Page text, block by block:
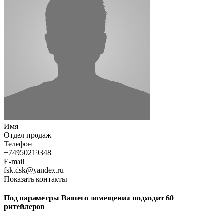
Имя
Отдел продаж
Телефон
+74950219348
E-mail
fsk.dsk@yandex.ru
Показать контакты
Под параметры Вашего помещения подходит 60
ритейлеров